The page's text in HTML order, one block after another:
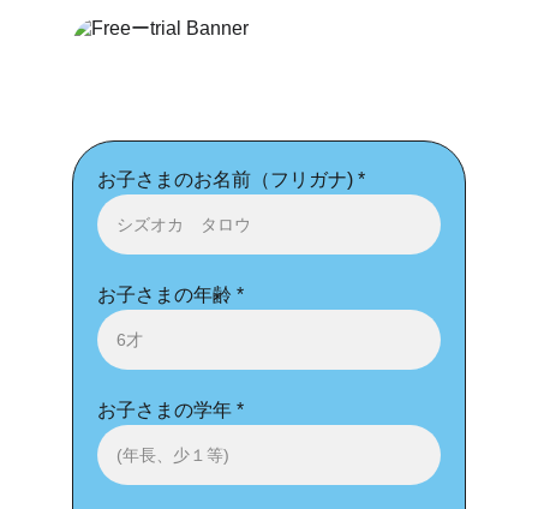
お子さまのお名前（フリガナ) *
お子さまの年齢 *
お子さまの学年 *